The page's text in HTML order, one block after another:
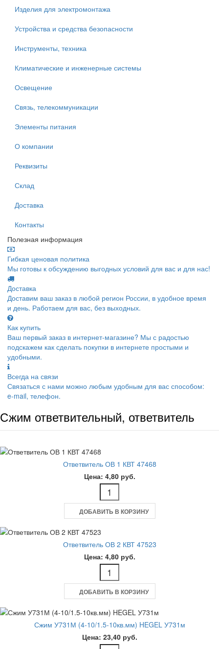
Изделия для электромонтажа
Устройства и средства безопасности
Инструменты, техника
Климатические и инженерные системы
Освещение
Связь, телекоммуникации
Элементы питания
О компании
Реквизиты
Склад
Доставка
Контакты
Полезная информация
Гибкая ценовая политика
Мы готовы к обсуждению выгодных условий для вас и для нас!
Доставка
Доставим ваш заказ в любой регион России, в удобное время
и день. Работаем для вас, без выходных.
Как купить
Ваш первый заказ в интернет-магазине? Мы с радостью
подскажем как сделать покупки в интернете простыми и
удобными.
Всегда на связи
Связаться с нами можно любым удобным для вас способом:
e-mail, телефон.
Сжим ответвительный, ответвитель
Ответвитель ОВ 1 КВТ 47468
Цена: 4,80 руб.
ДОБАВИТЬ В КОРЗИНУ
Ответвитель ОВ 2 КВТ 47523
Цена: 4,80 руб.
ДОБАВИТЬ В КОРЗИНУ
Сжим У731М (4-10/1.5-10кв.мм) HEGEL У731м
Цена: 23,40 руб.